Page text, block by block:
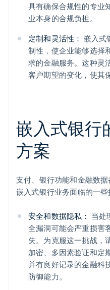
具有确保合规性的专业
业本身的合规负担。
定制和灵活性： 嵌入式
制性，使企业能够选择
求的金融服务。这种灵
客户期望的变化，使其
嵌入式银行
方案
支付、银行功能和金融数
嵌入式银行业务面临的一些
安全和数据隐私： 当处
全漏洞可能会严重损害
失。为克服这一挑战，
加密、多因素验证和定
并有良好记录的金融科
防御能力。